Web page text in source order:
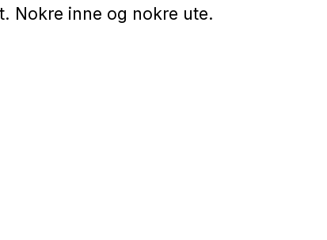
Nokre inne og nokre ute.